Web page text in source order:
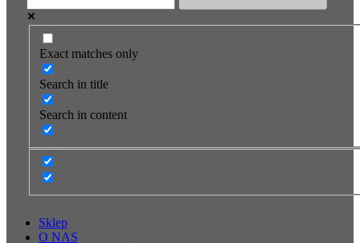
Exact matches only
Search in title
Search in content
Sklep
O NAS